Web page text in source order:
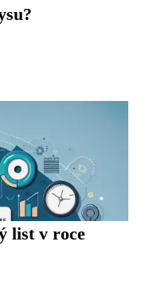
list v roce